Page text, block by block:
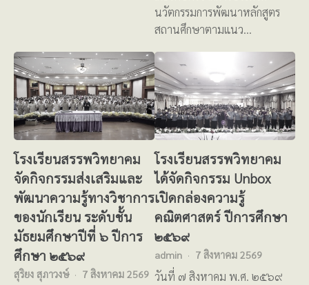
นวัตกรรมการพัฒนาหลักสูตร
สถานศึกษาตามแนว…
โรงเรียนสรรพวิทยาคม
จัดกิจกรรมส่งเสริมและ
พัฒนาความรู้ทางวิชาการ
ของนักเรียน ระดับชั้น
มัธยมศึกษาปีที่ ๖ ปีการ
ศึกษา ๒๕๖๙
สุริยง สุภาวงษ์ 7 สิงหาคม 2569
โรงเรียนสรรพวิทยาคม
ได้จัดกิจกรรม Unbox
เปิดกล่องความรู้
คณิตศาสตร์ ปีการศึกษา
๒๕๖๙
admin 7 สิงหาคม 2569
วันที่ ๗ สิงหาคม พ.ศ. ๒๕๖๙